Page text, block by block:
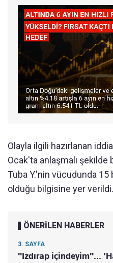
Olayla ilgili hazırlanan
Ocak'ta anlaşmalı şekilde
Tuba Y.'nin vücudunda 15
olduğu bilgisine yer verildi.
ÖNERİLEN HABERLER
3. SAYFA
"Izdırap içindeyim"...